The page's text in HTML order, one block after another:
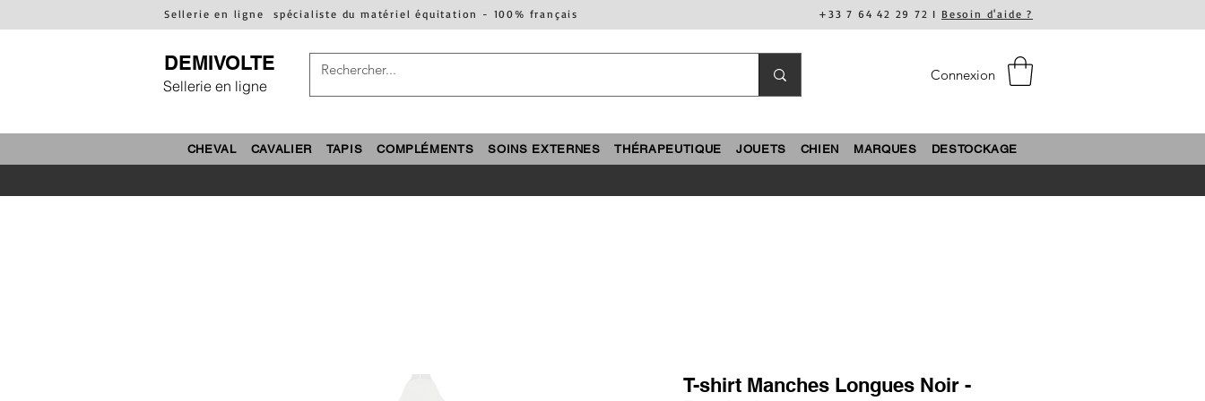
Sellerie en ligne spécialiste du matériel équitation - 100% français +33 7 64 42 29 72 I Besoin d'aide ?
DEMIVOLTE
Sellerie en ligne
Connexion
CHEVAL CAVALIER TAPIS COMPLÉMENTS SOINS EXTERNES THÉRAPEUTIQUE JOUETS CHIEN MARQUES DESTOCKAGE
T-shirt Manches Longues Noir -